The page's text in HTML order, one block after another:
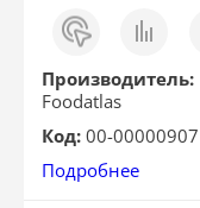
Заказ
в 1
клик
Сравнить
Производитель:
Foodatlas
Код: 00-00000907
Подробнее